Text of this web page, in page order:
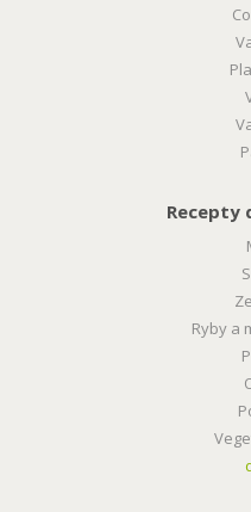
Recepty
Ryby a